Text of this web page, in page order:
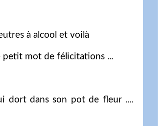
à alcool et voilà
petit mot de félicitations ...
dort dans son pot de fleur ....